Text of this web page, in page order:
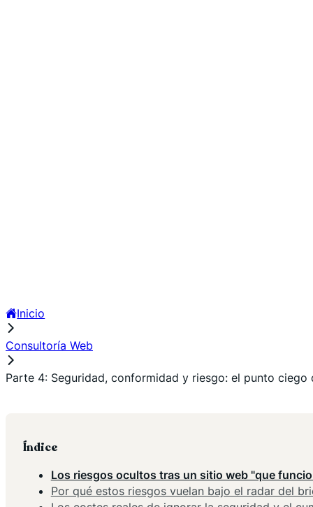
Inicio
Consultoría Web
Parte 4: Seguridad, conformidad y riesgo: el punto ciego
Índice
Los riesgos ocultos tras un sitio web "que
Por qué estos riesgos vuelan bajo el radar del